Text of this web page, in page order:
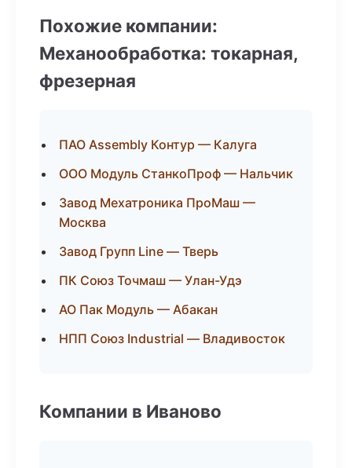
Похожие компании:
Механообработка: токарная,
фрезерная
ПАО Assembly Контур — Калуга
ООО Модуль СтанкоПроф — Нальчик
Завод Мехатроника ПроМаш —
Москва
Завод Групп Line — Тверь
ПК Союз Точмаш — Улан-Удэ
АО Пак Модуль — Абакан
НПП Союз Industrial — Владивосток
Компании в Иваново